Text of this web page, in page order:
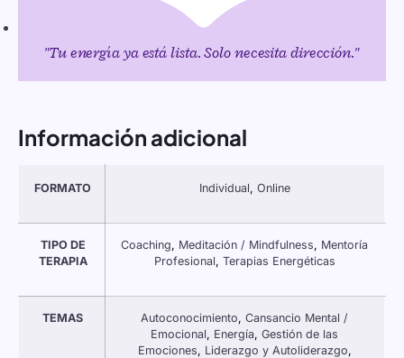
"Tu energía ya está lista. Solo necesita dirección."
Información adicional
FORMATO Individual, Online
TIPO DE
TERAPIA
Coaching, Meditación / Mindfulness, Mentoría
Profesional, Terapias Energéticas
TEMAS Autoconocimiento, Cansancio Mental /
Emocional, Energía, Gestión de las
Emociones, Liderazgo y Autoliderazgo,